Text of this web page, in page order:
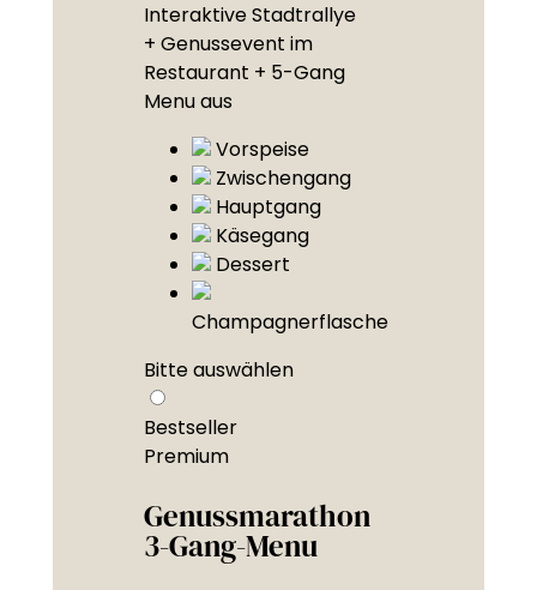
Interaktive Stadtrallye
+ Genussevent im
Restaurant + 5-Gang
Menu aus
Vorspeise
Zwischengang
Hauptgang
Käsegang
Dessert
Champagnerflasche
Bitte auswählen
Bestseller
Premium
Genussmarathon
3-Gang-Menu